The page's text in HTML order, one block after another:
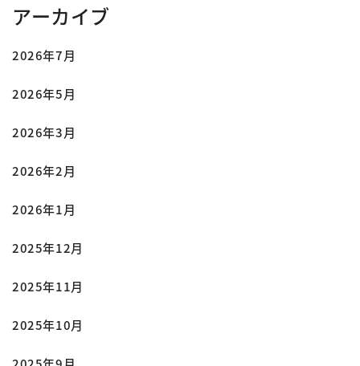
アーカイブ
2026年7月
2026年5月
2026年3月
2026年2月
2026年1月
2025年12月
2025年11月
2025年10月